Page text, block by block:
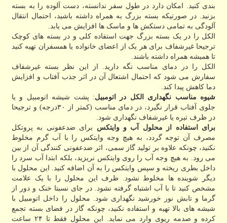
بندی کنید. امکان دارد در طول سفر ندانسته، دست آلوده را به بسته
بزنید. در صورتیکه بسته بزرگ به همراه داشته باشید، احتمال انتقال
آلودگی به تمامی دستکش ها و ماسک ها افزایش می یابد.
الکل را در یک بسته بزرگ جهت استفاده کلی و در بسته های کوچک
ترجیحا غیرشفاف برای هر یک از اعضای خانواده یا همسفران تهیه کنید
تا همیشه همراه داشته باشند.
الکل را در دمای مناسب نگه دارید. از این نظر بسته غیرشفاف
سفارش می شود که احتمال اشتعال آن در اثر جذب آفتاب و افزایش
دما کاهش پیدا کند.
شیوه مناسب نگهداری الکل در اتومبیل: پشت شیشه اتومبیل و یا
جلوی آفتاب قرار نگیرد، در دمای مناسب (کمتر از ۳۰درجه) و ترجیحا
در ظرف تیره یا غیرشفاف نگهداری شود.
برای استفاده از محلول آب و وایتکس برای ضدعفونی به پروتکل
مصرف آن توجه گردد، به هیچ وجه وایتکس را با آب گرم مخلوط
نکنید، چونکه علاوه بر تولید گاز سمی، اثر ضدعفونی کنندگی آن از بین
می رود. به هیچ وجه آب را روی وایتکس نریزید، بلکه ابتدا آب سرد را
داخل بطری ریخته و سپس وایتکس را به آن اضافه کنید. این محلول با
دیگر شوینده ها مخلوط نشود. ظرف این محلول را با یک علامت
مشخص کنید تا با آب اشتباه گرفته نشود. در جای نسبتا خنک و دور از
گرما و تابش نور خورشید نگهداری شود. محلول را داخل اتومبیل با
شیشه های بالا تهیه و استفاده نکنید، چونکه گاز در فضای بسته تجمع
کرده و صدمه ریوی وارد می نماید. این محلول فقط تا ۲۴ ساعت